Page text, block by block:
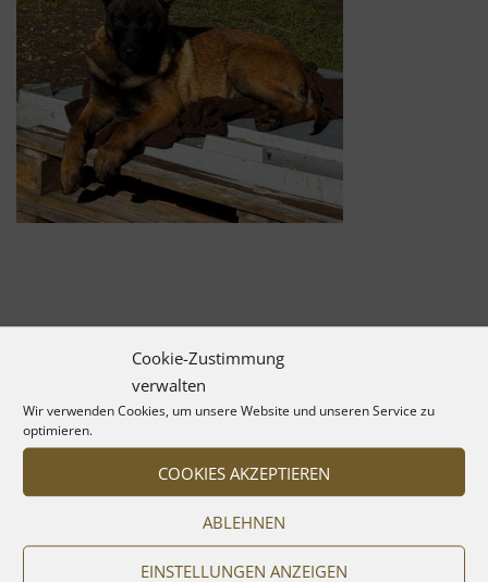
Cookie-Zustimmung
verwalten
Wir verwenden Cookies, um unsere Website und unseren Service zu
optimieren.
COOKIES AKZEPTIEREN
ABLEHNEN
EINSTELLUNGEN ANZEIGEN